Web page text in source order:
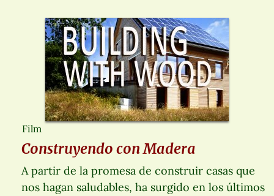
Film
Construyendo con Madera
A partir de la promesa de construir casas que
nos hagan saludables, ha surgido en los últimos